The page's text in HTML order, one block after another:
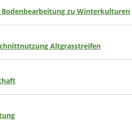
Bodenbearbeitung zu Winterkulturen
Altgrasstreifen